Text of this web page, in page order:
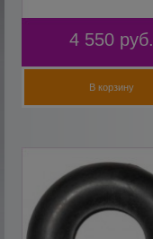
4 550 руб.
В корзину